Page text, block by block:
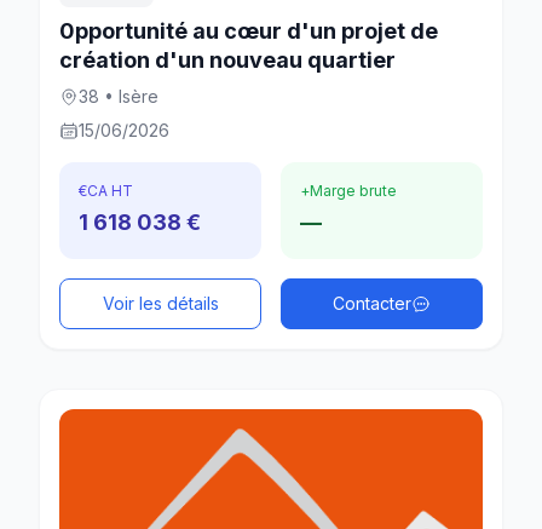
0pportunité au cœur d'un projet de
création d'un nouveau quartier
38 • Isère
15/06/2026
€CA HT
1 618 038 €
+Marge brute
—
Voir les détails Contacter